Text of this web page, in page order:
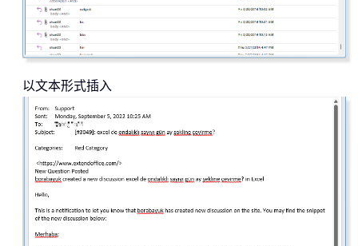
以文本形式插入